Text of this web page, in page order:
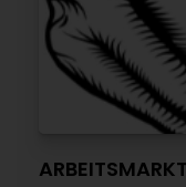
ARBEITSMARKT